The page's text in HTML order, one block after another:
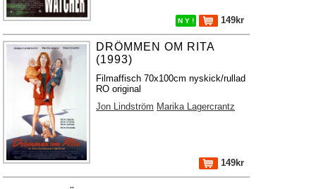
N Y ! 149kr
DRÖMMEN OM RITA
(1993)
Filmaffisch 70x100cm nyskick/rullad
RO original
Jon Lindström Marika Lagercrantz
149kr